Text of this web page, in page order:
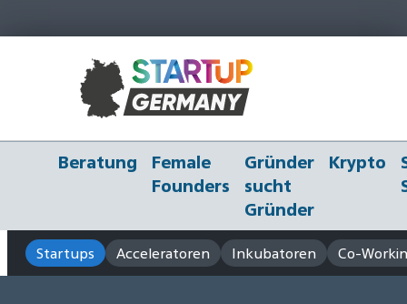
Beratung
Female
Founders
Gründer
sucht
Gründer
Krypto
Startups Acceleratoren Inkubatoren Co-